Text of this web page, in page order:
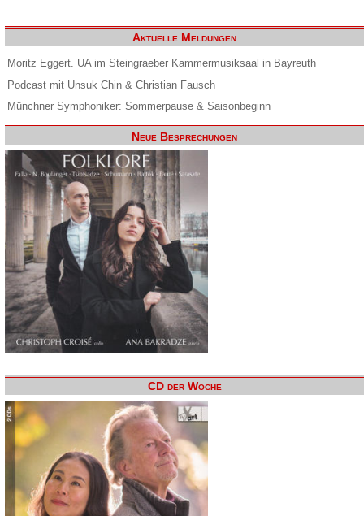
Aktuelle Meldungen
Moritz Eggert. UA im Steingraeber Kammermusiksaal in Bayreuth
Podcast mit Unsuk Chin & Christian Fausch
Münchner Symphoniker: Sommerpause & Saisonbeginn
Neue Besprechungen
CD der Woche